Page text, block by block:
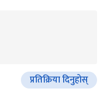
प्रतिक्रिया दिनुहोस्